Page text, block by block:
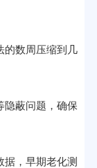
的数周压缩到几
隐蔽问题，确保
据，早期老化测